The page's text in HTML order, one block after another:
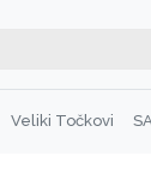
Veliki Točkovi